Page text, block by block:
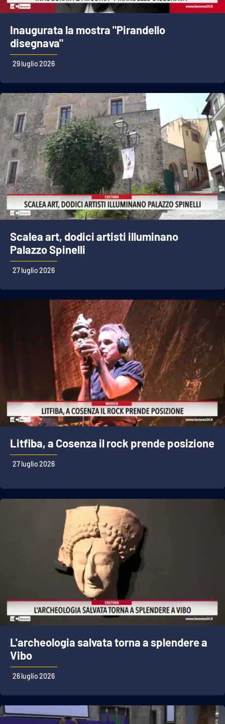
Inaugurata la mostra "Pirandello
disegnava"
29 luglio 2026
Scalea art, dodici artisti illuminano
Palazzo Spinelli
27 luglio 2026
Litfiba, a Cosenza il rock prende posizione
27 luglio 2026
L'archeologia salvata torna a splendere a
Vibo
26 luglio 2026